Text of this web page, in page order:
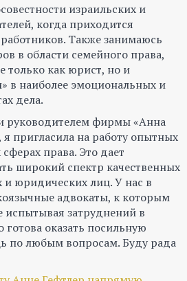
израильских и
когда приходится
Также занимаюсь
в области семейного права,
только как юрист, но и
в наиболее эмоциональных и
дела.
руководителем фирмы «Анна
пригласила на работу опытных
права. Это дает
широкий спектр качественных
и юридических лиц. У нас в
адвокаты, к которым
испытывая затруднений в
оказать посильную
по любым вопросам. Буду рада